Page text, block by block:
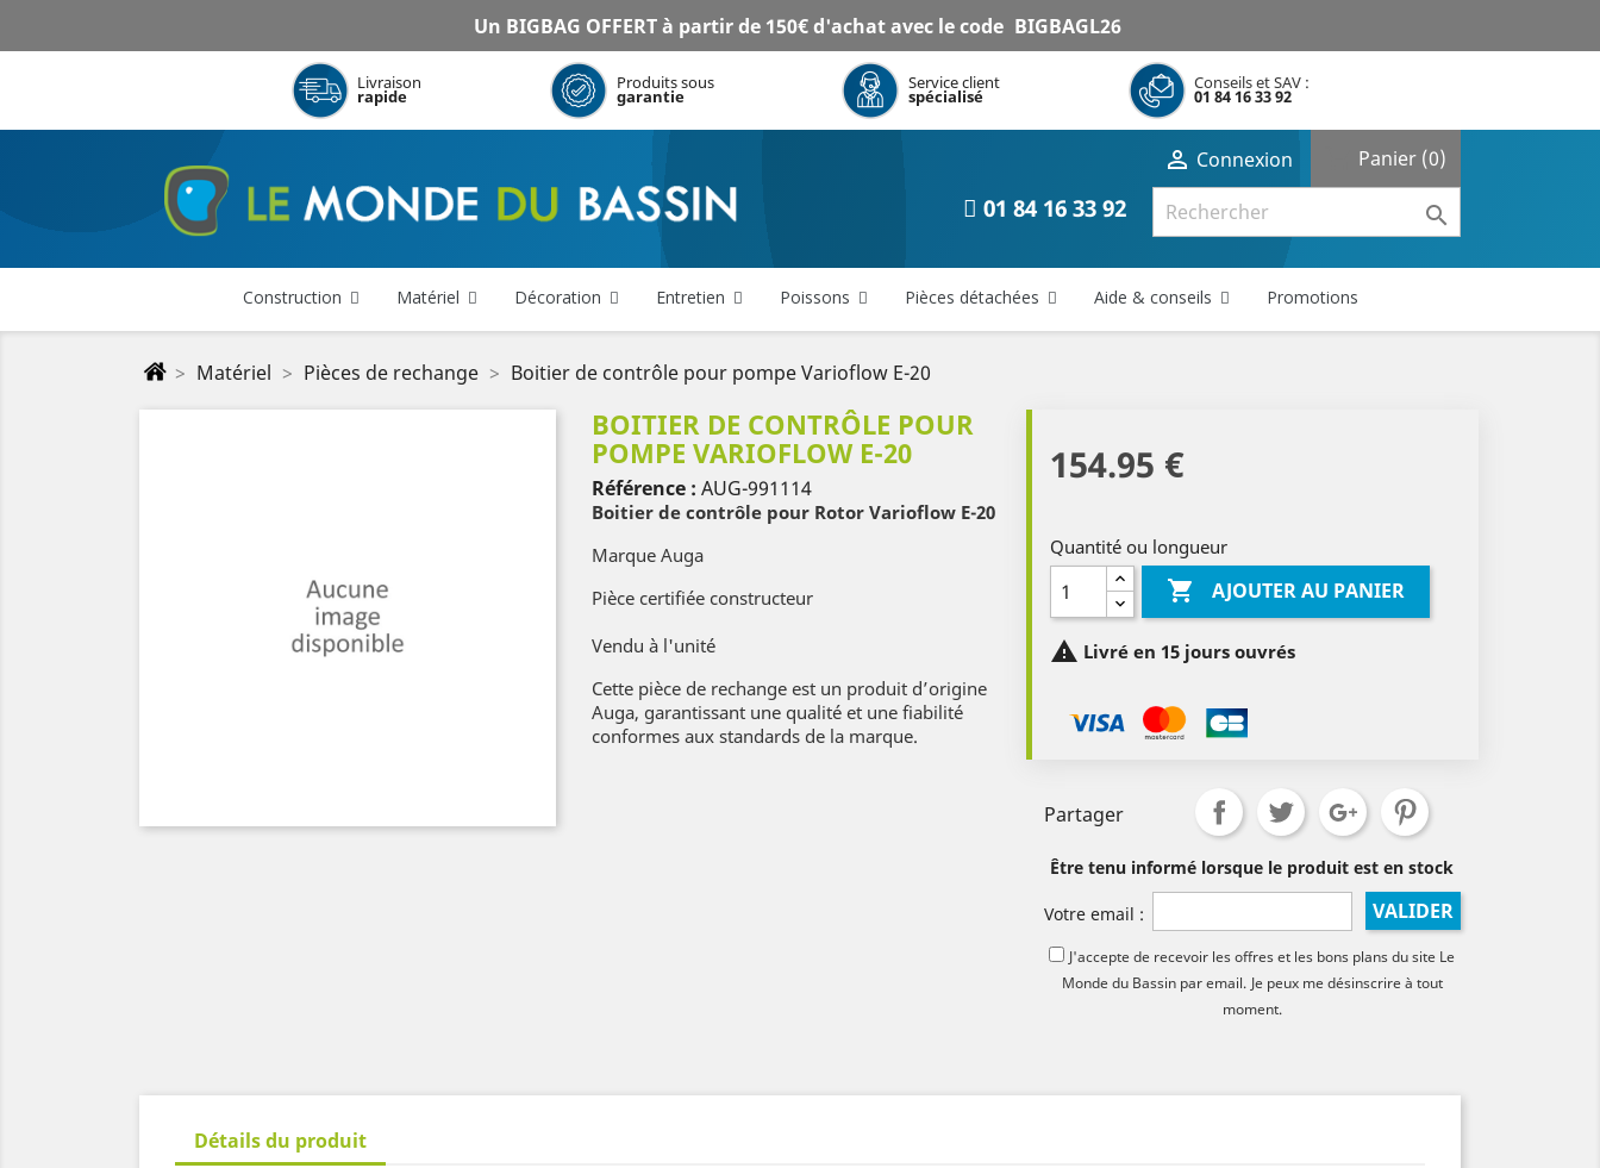
Un BIGBAG OFFERT à partir de 150€ d'achat avec le code BIGBAGL26
Livraison
rapide
Produits sous
garantie
Service client
spécialisé
Conseils et SAV :
01 84 16 33 92
 Connexion Panier (0)
01 84 16 33 92 
Construction Matériel Décoration Entretien Poissons Pièces détachées Aide & conseils Promotions
Matériel Pièces de rechange Boitier de contrôle pour pompe Varioflow E-20
BOITIER DE CONTRÔLE POUR
POMPE VARIOFLOW E-20
Référence : AUG-991114
Boitier de contrôle pour Rotor Varioflow E-20
Marque Auga
Pièce certifiée constructeur
Vendu à l'unité
Cette pièce de rechange est un produit d’origine
Auga, garantissant une qualité et une fiabilité
conformes aux standards de la marque.
154.95 €
Quantité ou longueur
 AJOUTER AU PANIER
 Livré en 15 jours ouvrés
Partager
Être tenu informé lorsque le produit est en stock
Votre email : VALIDER
J'accepte de recevoir les offres et les bons plans du site Le
Monde du Bassin par email. Je peux me désinscrire à tout
moment.
Détails du produit